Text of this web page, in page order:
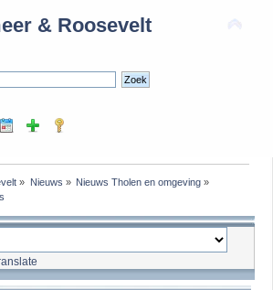
& Roosevelt
» Nieuws » Nieuws Tholen en omgeving»